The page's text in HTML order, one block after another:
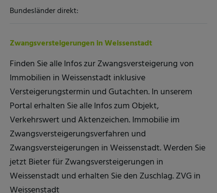
Bundesländer direkt:
Zwangsversteigerungen in Weissenstadt
Finden Sie alle Infos zur Zwangsversteigerung von
Immobilien in Weissenstadt inklusive
Versteigerungstermin und Gutachten. In unserem
Portal erhalten Sie alle Infos zum Objekt,
Verkehrswert und Aktenzeichen. Immobilie im
Zwangsversteigerungsverfahren und
Zwangsversteigerungen in Weissenstadt. Werden Sie
jetzt Bieter für Zwangsversteigerungen in
Weissenstadt und erhalten Sie den Zuschlag. ZVG in
Weissenstadt